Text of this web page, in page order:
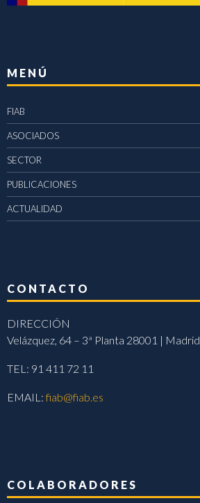
MENÚ
FIAB
ASOCIADOS
SECTOR
PUBLICACIONES
ACTUALIDAD
CONTACTO
DIRECCIÓN
Velázquez, 64 – 3ª Planta 28001 | Madrid
TEL: 91 411 72 11
EMAIL:fiab@fiab.es
COLABORADORES